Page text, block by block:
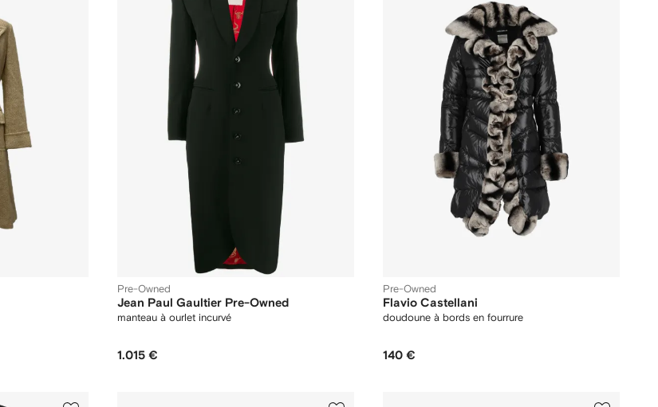
Pre-Owned
Jean Paul Gaultier Pre-Owned
manteau à ourlet incurvé
1.015 €
Pre-Owned
Flavio Castellani
doudoune à bords en fourrure
140 €